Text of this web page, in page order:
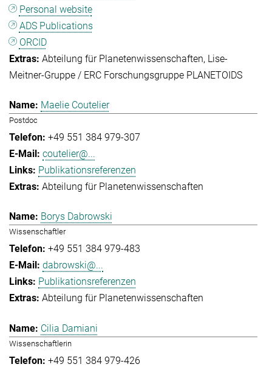
Personal website
ADS Publications
ORCID
Abteilung für Planetenwissenschaften Lise-
Meitner-Gruppe / ERC Forschungsgruppe PLANETOIDS
Maelie Coutelier
Postdoc
+49 551 384 979-307
coutelier@...
Publikationsreferenzen
Abteilung für Planetenwissenschaften
Borys Dabrowski
Wissenschaftler
+49 551 384 979-483
dabrowski@...
Publikationsreferenzen
Abteilung für Planetenwissenschaften
Cilia Damiani
Wissenschaftlerin
+49 551 384 979-426